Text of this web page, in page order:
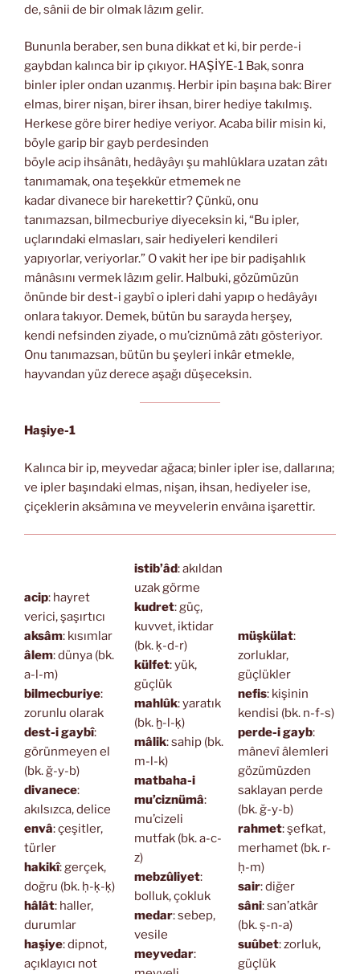
de, sânii de bir olmak lâzım gelir.
Bununla beraber, sen buna dikkat et ki, bir perde-i
gaybdan kalınca bir ip çıkıyor. HAŞİYE-1 Bak, sonra
binler ipler ondan uzanmış. Herbir ipin başına bak: Birer
elmas, birer nişan, birer ihsan, birer hediye takılmış.
Herkese göre birer hediye veriyor. Acaba bilir misin ki,
böyle garip bir gayb perdesinden
böyle acip ihsânâtı, hedâyâyı şu mahlûklara uzatan zâtı
tanımamak, ona teşekkür etmemek ne
kadar divanece bir harekettir? Çünkü, onu
tanımazsan, bilmecburiye diyeceksin ki, “Bu ipler,
uçlarındaki elmasları, sair hediyeleri kendileri
yapıyorlar, veriyorlar.” O vakit her ipe bir padişahlık
mânâsını vermek lâzım gelir. Halbuki, gözümüzün
önünde bir dest-i gaybî o ipleri dahi yapıp o hedâyâyı
onlara takıyor. Demek, bütün bu sarayda herşey,
kendi nefsinden ziyade, o mu’ciznümâ zâtı gösteriyor.
Onu tanımazsan, bütün bu şeyleri inkâr etmekle,
hayvandan yüz derece aşağı düşeceksin.
Haşiye-1
Kalınca bir ip, meyvedar ağaca; binler ipler ise, dallarına;
ve ipler başındaki elmas, nişan, ihsan, hediyeler ise,
çiçeklerin aksâmına ve meyvelerin envâına işarettir.
acip: hayret
verici, şaşırtıcı
aksâm: kısımlar
âlem: dünya (bk.
a-l-m)
bilmecburiye:
zorunlu olarak
dest-i gaybî:
görünmeyen el
(bk. ğ-y-b)
divanece:
akılsızca, delice
envâ: çeşitler,
türler
hakikî: gerçek,
doğru (bk. ḥ-ḳ-ḳ)
hâlât: haller,
durumlar
haşiye: dipnot,
açıklayıcı not
istib’âd: akıldan
uzak görme
kudret: güç,
kuvvet, iktidar
(bk. ḳ-d-r)
külfet: yük,
güçlük
mahlûk: yaratık
(bk. ḫ-l-ḳ)
mâlik: sahip (bk.
m-l-k)
matbaha-i
mu’ciznümâ:
mu’cizeli
mutfak (bk. a-c-
z)
mebzûliyet:
bolluk, çokluk
medar: sebep,
vesile
meyvedar:
müşkülat:
zorluklar,
güçlükler
nefis: kişinin
kendisi (bk. n-f-s)
perde-i gayb:
mânevî âlemleri
gözümüzden
saklayan perde
(bk. ğ-y-b)
rahmet: şefkat,
merhamet (bk. r-
ḥ-m)
sair: diğer
sâni: san’atkâr
(bk. ṣ-n-a)
suûbet: zorluk,
güçlük